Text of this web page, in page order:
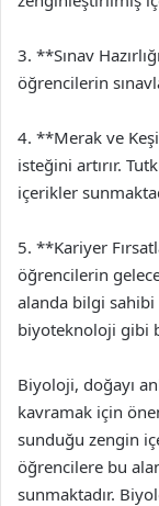
3. **Sınav
öğrencilerin
4. **Merak ve
isteğini artırır.
içerikler
5. **Kariyer
öğrencilerin
alanda bilgi sahibi
biyoteknoloji gibi
Biyoloji, doğayı
kavramak için
sunduğu zengin
öğrencilere bu
sunmaktadır.